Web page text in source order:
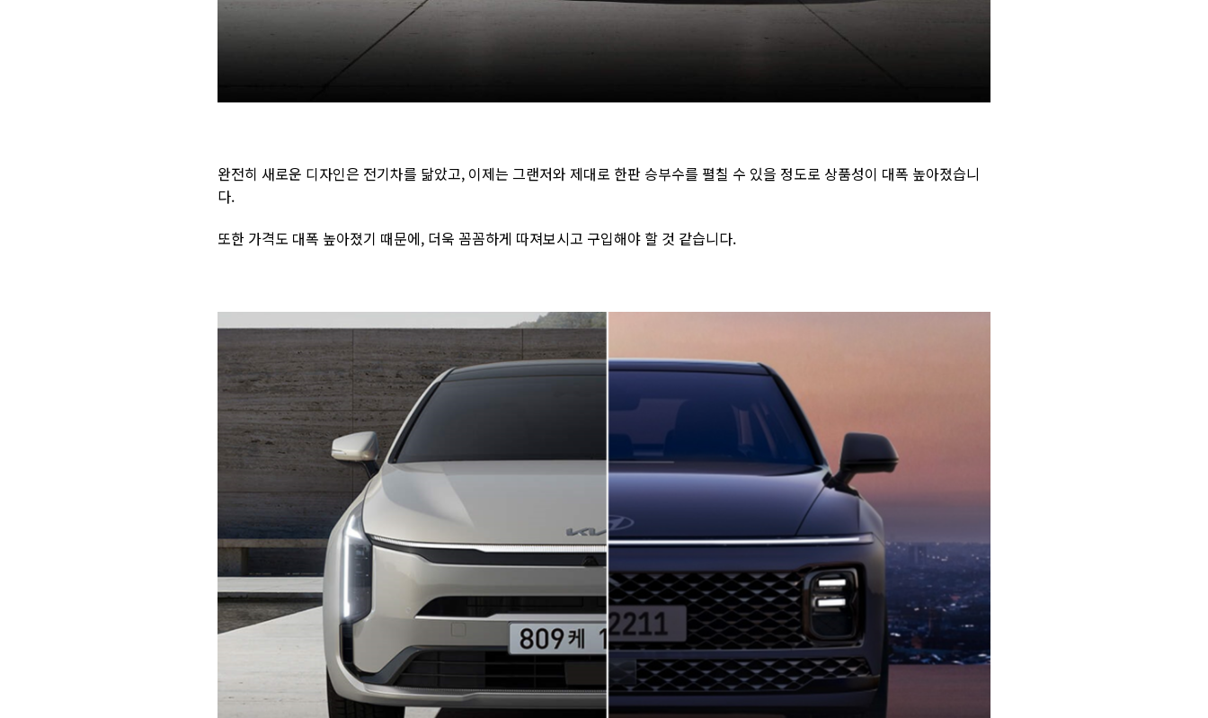
완전히 새로운 디자인은 전기차를 닮았고, 이제는 그랜저와 제대로 한판 승부수를 펼칠 수 있을 정도로 상품성이 대폭 높아졌습니
다.
또한 가격도 대폭 높아졌기 때문에, 더욱 꼼꼼하게 따져보시고 구입해야 할 것 같습니다.